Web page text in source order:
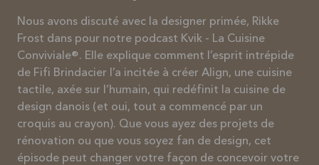
Nous avons discuté avec la designer primée, Rikke
Frost dans pour notre podcast Kvik - La Cuisine
Conviviale®. Elle explique comment l’esprit intrépide
de Fifi Brindacier l’a incitée à créer Align, une cuisine
tactile, axée sur l’humain, qui redéfinit la cuisine de
design danois (et oui, tout a commencé par un
croquis au crayon). Que vous ayez des projets de
rénovation ou que vous soyez fan de design, cet
épisode peut changer votre façon de concevoir votre